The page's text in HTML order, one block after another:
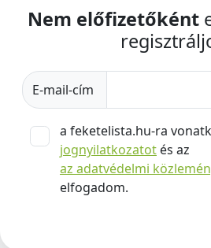
Nem előfizetőként
E-mail-cím
a feketelista.hu-ra
jognyilatkozatot és az
az adatvédelmi
elfogadom.